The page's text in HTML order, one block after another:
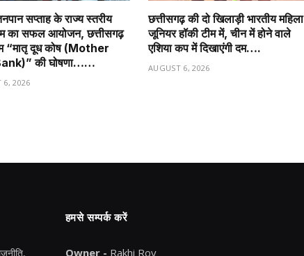
सप्ताह के राज्य स्तरीय
का सफल आयोजन, छत्तीसगढ़
“मातृ दूध कोष (Mother
की घोषणा……
6, 2026
छत्तीसगढ़ की दो खिलाड़ी भारतीय महिला
जूनियर हॉकी टीम में, चीन में होने वाले
एशिया कप में दिखाएंगी दम….
AUGUST 6, 2026
हमसे सम्पर्क करें
Owner - Rakhi Roy